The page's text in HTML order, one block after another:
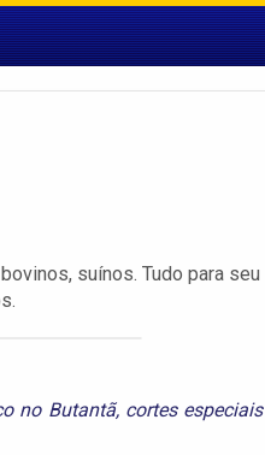
suínos. Tudo para seu
no Butantã, cortes especiais